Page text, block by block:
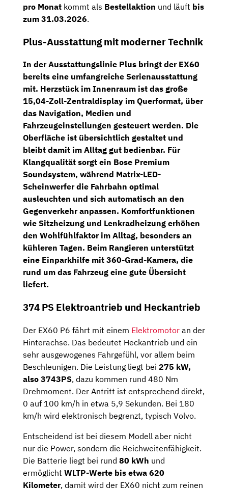
pro Monat kommt als Bestellaktion und läuft bis
zum 31.03.2026.
Plus-Ausstattung mit moderner Technik
In derAusstattungslinie Plus bringt der EX60
bereits eine umfangreiche Serienausstattung
mit. Herzstück im Innenraum ist das große
15,04-Zoll-Zentraldisplay im Querformat, über
das Navigation, Medien und
Fahrzeugeinstellungen gesteuert werden. Die
Oberfläche ist übersichtlich gestaltet und
bleibt damit im Alltag gut bedienbar. Für
Klangqualität sorgt ein Bose Premium
Soundsystem, während Matrix-LED-
Scheinwerferdie Fahrbahn optimal
ausleuchten und sich automatisch an den
Gegenverkehr anpassen. Komfortfunktionen
wie Sitzheizung und Lenkradheizung erhöhen
den Wohlfühlfaktor im Alltag, besonders an
kühleren Tagen. Beim Rangieren unterstützt
eine Einparkhilfe mit 360-Grad-Kamera, die
rund um das Fahrzeug eine gute Übersicht
liefert.
374 PS Elektroantrieb und Heckantrieb
Der EX60 P6 fährt mit einem Elektromotor an der
Hinterachse. Das bedeutet Heckantrieb und ein
sehr ausgewogenes Fahrgefühl, vor allem beim
Beschleunigen. Die Leistung liegt bei 275 kW,
also 3743PS, dazu kommen rund 480 Nm
Drehmoment. Der Antritt ist entsprechend direkt,
0 auf 100 km/h in etwa 5,9 Sekunden. Bei 180
km/h wird elektronisch begrenzt, typisch Volvo.
Entscheidend ist bei diesem Modell aber nicht
nur die Power, sondern die Reichweitenfähigkeit.
Die Batterie liegt bei rund 80 kWh und
ermöglicht WLTP-Werte bis etwa 620
Kilometer, damit wird der EX60 nicht zum reinen